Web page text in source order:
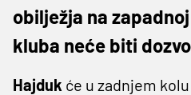
obilježja na
kluba neće biti
Hajduk će u zadnjem